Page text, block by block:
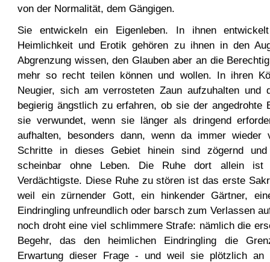
von der Normalität, dem Gängigen.
Sie entwickeln ein Eigenleben. In ihnen
Heimlichkeit und Erotik gehören zu ihnen in den
Abgrenzung wissen, den Glauben aber an die
mehr so recht teilen können und wollen. In ihren
Neugier, sich am verrosteten Zaun aufzuhalten und
begierig ängstlich zu erfahren, ob sie der angedrohte
sie verwundet, wenn sie länger als dringend
aufhalten, besonders dann, wenn da immer wieder
Schritte in dieses Gebiet hinein sind zögernd
scheinbar ohne Leben. Die Ruhe dort allein ist
Verdächtigste. Diese Ruhe zu stören ist das erste
weil ein zürnender Gott, ein hinkender Gärtner,
Eindringling unfreundlich oder barsch zum Verlassen
noch droht eine viel schlimmere Strafe: nämlich die
Begehr, das den heimlichen Eindringling die
Erwartung dieser Frage - und weil sie plötzlich an